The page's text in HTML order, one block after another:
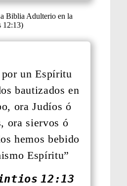
por un Espíritu
bautizados en
ora Judíos ó
ora siervos ó
hemos bebido
Espíritu”
12:13